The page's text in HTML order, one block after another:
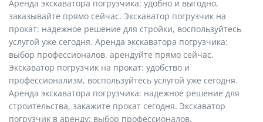
Аренда экскаватора погрузчика: удобно и выгодно,
заказывайте прямо сейчас. Экскаватор погрузчик на
прокат: надежное решение для стройки, воспользуйтесь
услугой уже сегодня. Аренда экскаватора погрузчика:
выбор профессионалов, арендуйте прямо сейчас.
Экскаватор погрузчик на прокат: удобство и
профессионализм, воспользуйтесь услугой уже сегодня.
Аренда экскаватора погрузчика: надежное решение для
строительства, закажите прокат сегодня. Экскаватор
погрузчик в аренду: выбор профессионалов,